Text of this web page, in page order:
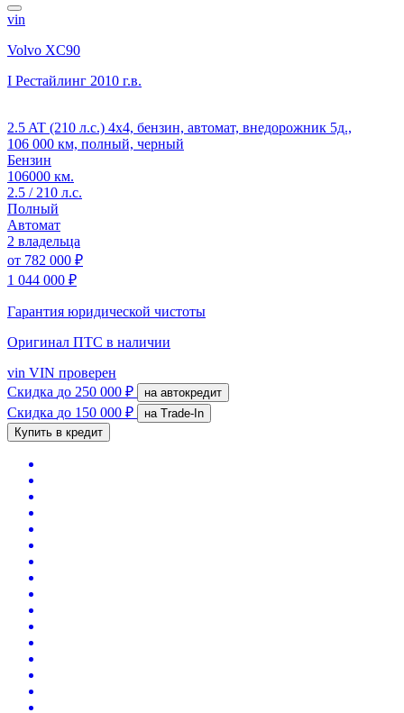
vin
Volvo XC90
I Рестайлинг 2010 г.в.
2.5 AT (210 л.с.) 4x4, бензин, автомат, внедорожник 5д.,
106 000 км, полный, черный
Бензин
106000 км.
2.5 / 210 л.с.
Полный
Автомат
2 владельца
от 782 000 ₽
1 044 000 ₽
Гарантия юридической чистоты
Оригинал ПТС в наличии
vin VIN проверен
Скидка до 250 000 ₽ на автокредит
Скидка до 150 000 ₽
на Trade-In
Купить в кредит